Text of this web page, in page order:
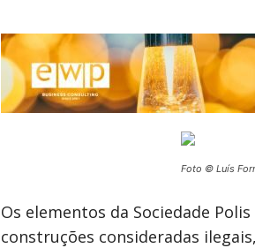
Foto © Luís
Os elementos da Sociedade
construções consideradas